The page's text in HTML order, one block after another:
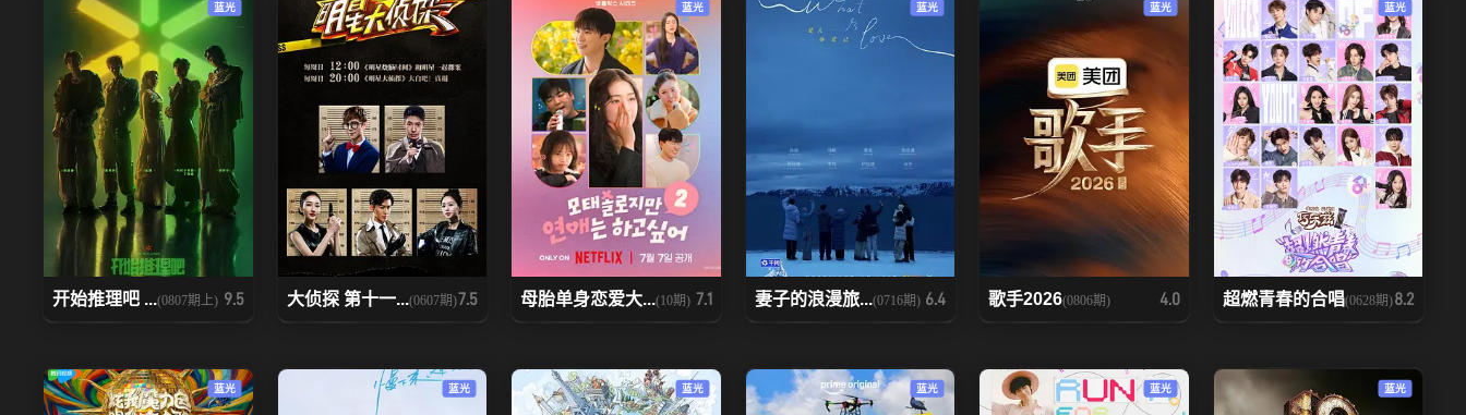
蓝光
开始推理吧 ...(0807期上) 9.5 大侦探 第十一...(0607期)7.5
蓝光
母胎单身恋爱大...(10期) 7.1
蓝光
妻子的浪漫旅...(0716期) 6.4
蓝光
歌手2026(0806期) 4.0
蓝光
超燃青春的合唱(0628期)8.2
蓝光 蓝光 蓝光 蓝光 蓝光 蓝光